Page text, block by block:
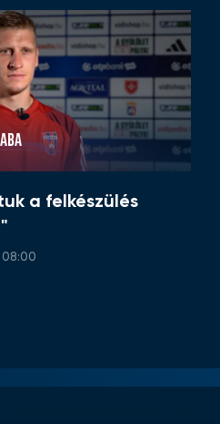
a felkészülés
08:00